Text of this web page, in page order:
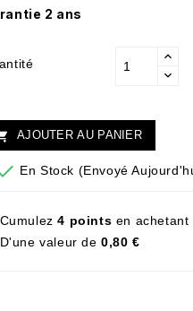
2 ans
AJOUTER AU PANIER
En Stock (Envoyé
Cumulez4 points en achetant
D'une valeur de0,80 €